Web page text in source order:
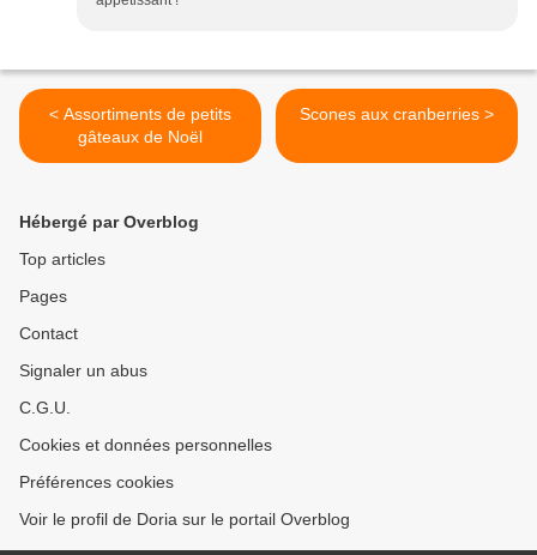
< Assortiments de petits
gâteaux de Noël
Scones aux cranberries >
Hébergé par Overblog
Top articles
Pages
Contact
Signaler un abus
C.G.U.
Cookies et données personnelles
Préférences cookies
Voir le profil de Doria sur le portail Overblog